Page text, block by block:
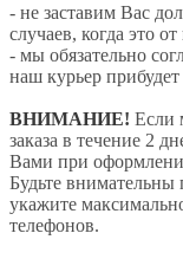
- не заставим Вас
случаев, когда это
- мы обязательно
наш курьер
ВНИМАНИЕ! Если
заказа в течение 2
Вами при
Будьте внимательны
укажите
телефонов.